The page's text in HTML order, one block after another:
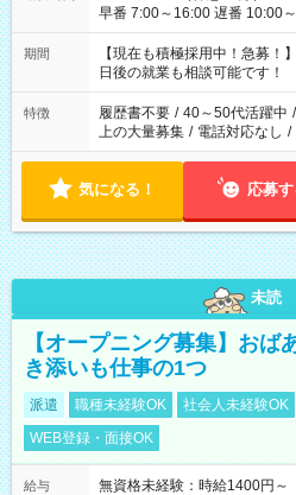
早番 7:00～16:00 遅番 10:00～19:00 「家族と休み
い」 「余裕を持って夕飯の準
たくない」 など、ご希望を教えてくだ
の方へ 今ご覧のお仕事で希望
の勤務時間。 合計で週40時
期間
【現在も積極採用中！急募
日後の就業も相談可能です！
特徴 履歴書不要 / 40～50代活躍中 /
上の大量募集 / 電話対応なし /
気になる！ 応募す
未読
【オープニング募集】おば
き添いも仕事の1つ
派遣 職種未経験OK 社会人未経験OK
WEB登録・面接OK
給与
無資格未経験：時給1400円